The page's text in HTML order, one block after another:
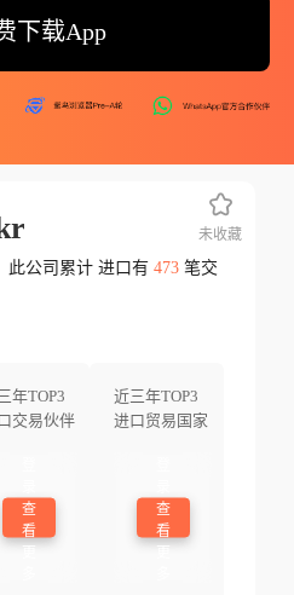
下载App
此公司累计 进口有 473笔交
年TOP3
交易伙伴
查
看
近三年TOP3
进口贸易国家
查
看
未收藏